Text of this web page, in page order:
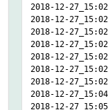
2018-12-
2018-12-
2018-12-
2018-12-
2018-12-
2018-12-
2018-12-
2018-12-
2018-12-